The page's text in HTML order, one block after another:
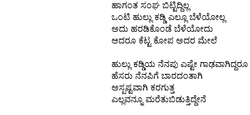
ಹಾಗಂತ ಸಂಘ ಬಿಟ್ಟಿದ್ದಿಲ್ಲ
ಒಂಟಿ ಹುಲ್ಲು ಕಡ್ಡಿ ಎಲ್ಲೂ ಬೆಳೆಯೋಲ್ಲ
ಅದು ಹರಡಿಕೊಂಡೆ ಬೆಳೆಯೋದು
ಆದರೂ ಕೆಟ್ಟ ಕೋಪ ಅದರ ಮೇಲೆ
ಹುಲ್ಲು ಕಡ್ಡಿಯ ನೆನಪು ಎಷ್ಟೇ ಗಾಢವಾಗಿದ್ದರೂ
ಹೆಸರು ನೆನಪಿಗೆ ಬಾರದಂತಾಗಿ
ಅಸ್ಪಷ್ಟವಾಗಿ ಕರಗುತ್ತ
ಎಲ್ಲವನ್ನೂ ಮರೆತುಬಿಡುತ್ತಿದ್ದೇನೆ